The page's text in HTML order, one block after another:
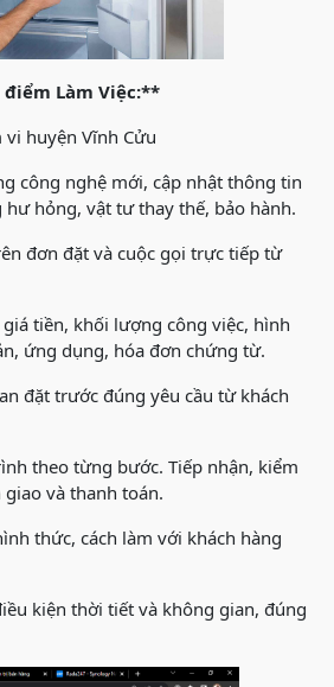
Làm Việc:**
huyện Vĩnh Cửu
công nghệ mới, cập nhật thông tin
hỏng, vật tư thay thế, bảo hành.
đơn đặt và cuộc gọi trực tiếp từ
tiền, khối lượng công việc, hình
ứng dụng, hóa đơn chứng từ.
đặt trước đúng yêu cầu từ khách
theo từng bước. Tiếp nhận, kiểm
và thanh toán.
thức, cách làm với khách hàng
kiện thời tiết và không gian, đúng